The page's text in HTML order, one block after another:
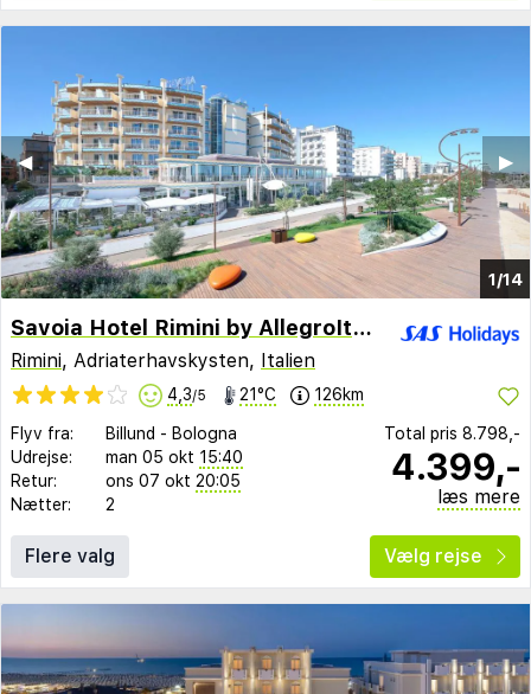
1/14
▶︎
◀︎
Savoia Hotel Rimini by AllegroItalia
Rimini, Adriaterhavskysten, Italien
4,3/5 21°C 126km
Flyv fra: Billund - Bologna
Udrejse:
man 05 okt 15:40
Retur:
ons 07 okt 20:05
Nætter:
2
Total pris 8.798,-
4.399,-
læs mere
Flere valg Vælg rejse